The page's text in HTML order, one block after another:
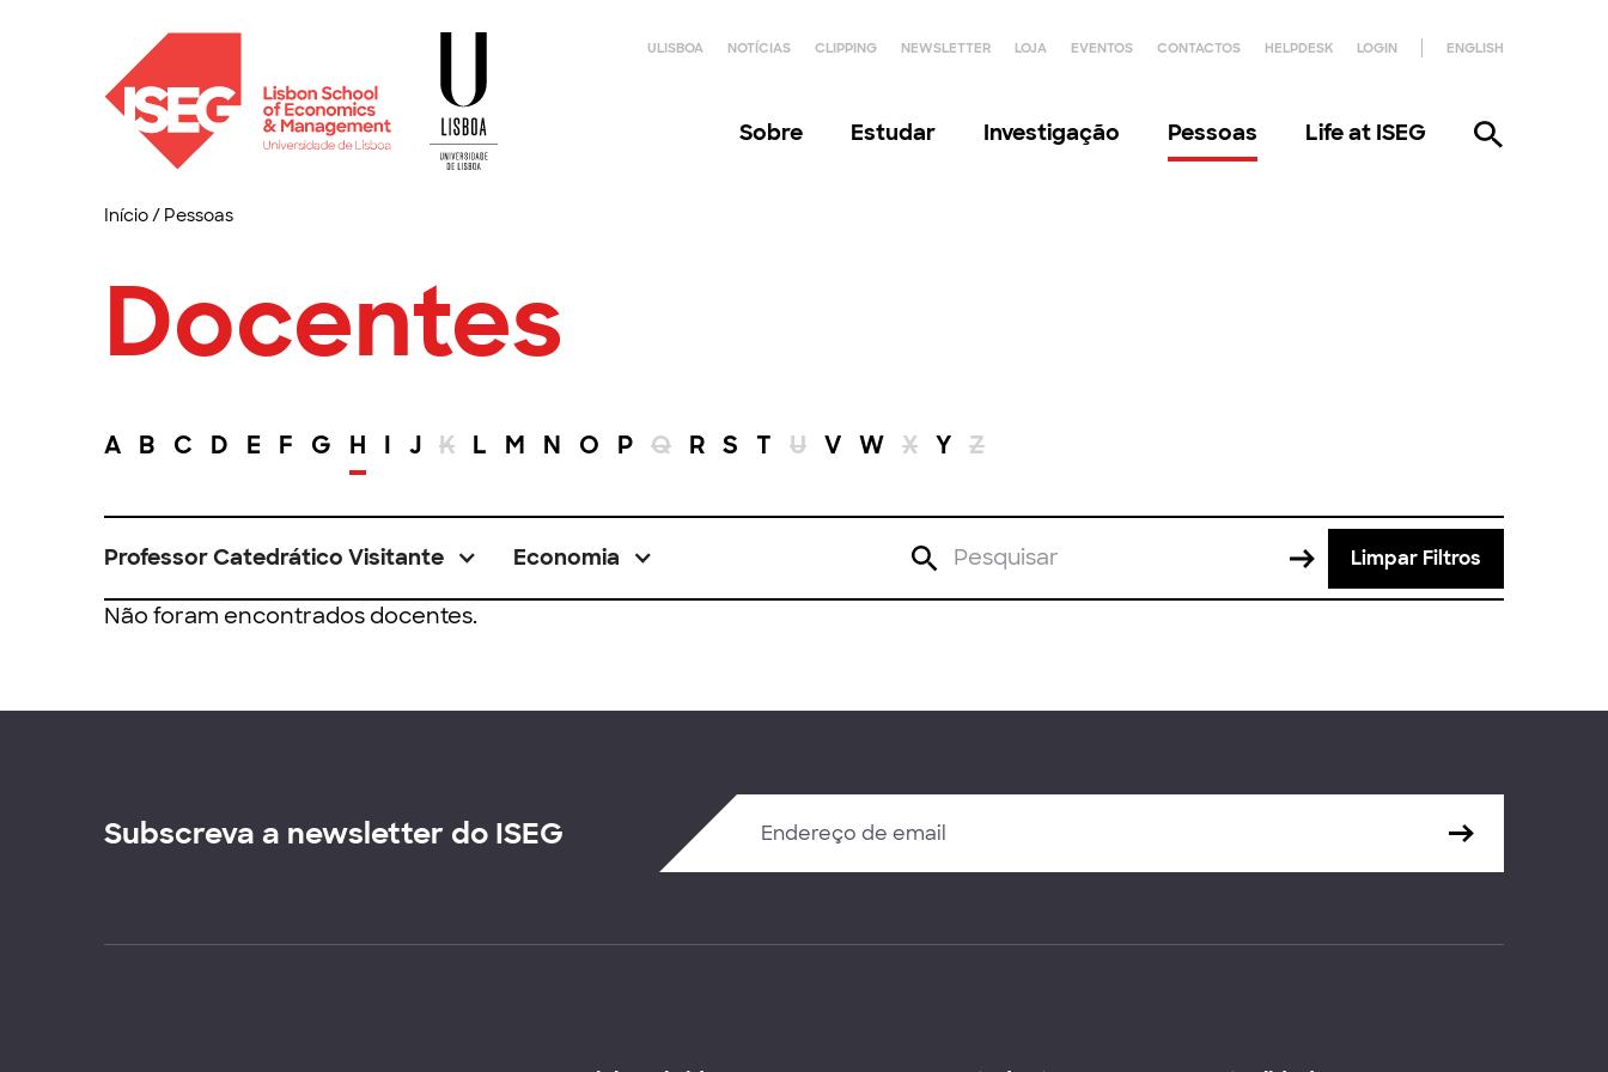
ULISBOA NOTÍCIAS CLIPPING NEWSLETTER LOJA EVENTOS CONTACTOS HELPDESK LOGIN ENGLISH
Sobre Estudar Investigação Pessoas Life at ISEG
Início/ Pessoas
Docentes
A B C D E F G H I J K L M N O P Q R S T U V W X Y Z
Professor Catedrático Visitante Economia Limpar Filtros
Não foram encontrados docentes.
Subscreva a newsletter do ISEG